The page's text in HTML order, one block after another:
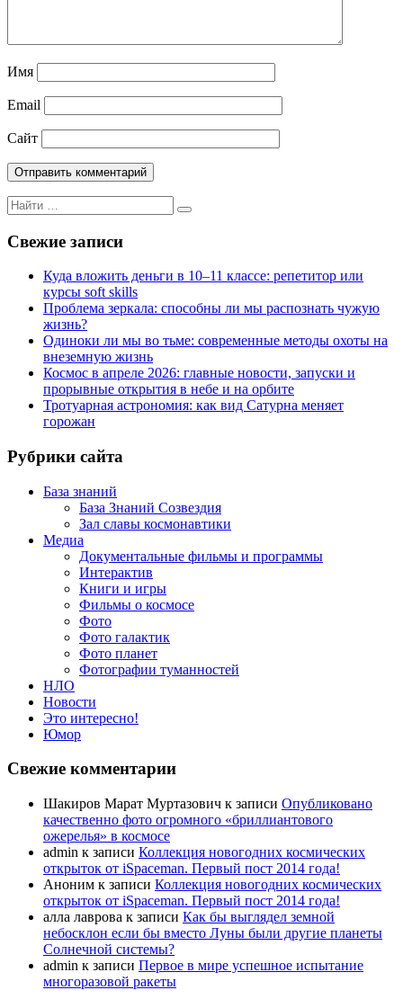
Имя
Email
Сайт
Поиск
для:
Поиск
Свежие записи
Куда вложить деньги в 10–11 классе: репетитор или
курсы soft skills
Проблема зеркала: способны ли мы распознать чужую
жизнь?
Одиноки ли мы во тьме: современные методы охоты на
внеземную жизнь
Космос в апреле 2026: главные новости, запуски и
прорывные открытия в небе и на орбите
Тротуарная астрономия: как вид Сатурна меняет
горожан
Рубрики сайта
База знаний
База Знаний Созвездия
Зал славы космонавтики
Медиа
Документальные фильмы и программы
Интерактив
Книги и игры
Фильмы о космосе
Фото
Фото галактик
Фото планет
Фотографии туманностей
НЛО
Новости
Это интересно!
Юмор
Свежие комментарии
Шакиров Марат Муртазович к записи Опубликовано
качественно фото огромного «бриллиантового
ожерелья» в космосе
admin к записи Коллекция новогодних космических
открыток от iSpaceman. Первый пост 2014 года!
Аноним к записи Коллекция новогодних космических
открыток от iSpaceman. Первый пост 2014 года!
алла лаврова к записи Как бы выглядел земной
небосклон если бы вместо Луны были другие планеты
Солнечной системы?
admin к записи Первое в мире успешное испытание
многоразовой ракеты